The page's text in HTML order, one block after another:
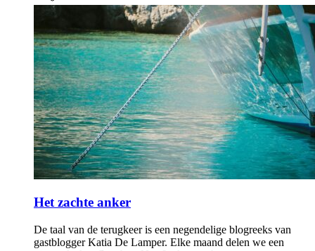
Het zachte anker
De taal van de terugkeer is een negendelige blogreeks van
gastblogger Katia De Lamper. Elke maand delen we een